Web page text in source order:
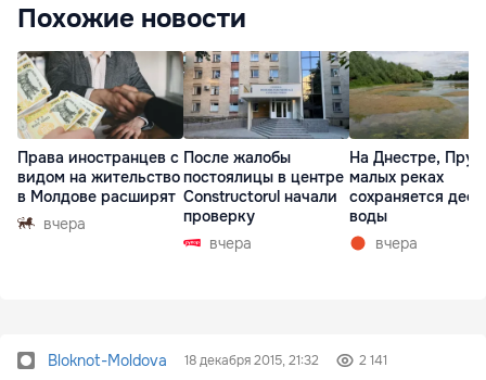
Похожие новости
Права иностранцев с
видом на жительство
в Молдове расширят
вчера
После жалобы
постоялицы в центре
Constructorul начали
проверку
вчера
На Днестре,
малых реках
сохраняется
воды
вчера
Bloknot-Moldova 18 декабря 2015, 21:32 2 141